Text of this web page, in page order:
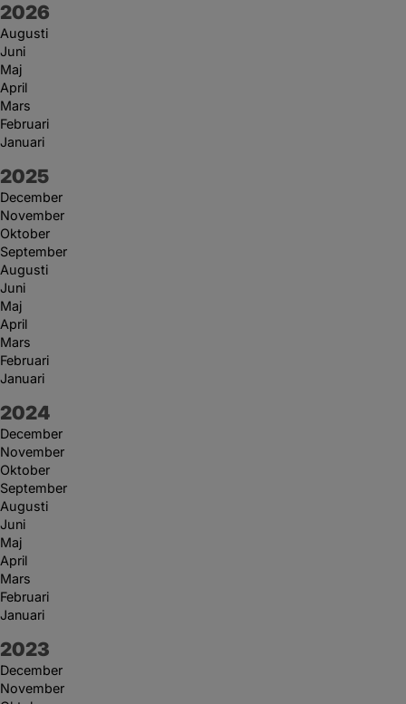
År:
2026
Augusti
Juni
Maj
April
Mars
Februari
Januari
År:
2025
December
November
Oktober
September
Augusti
Juni
Maj
April
Mars
Februari
Januari
År:
2024
December
November
Oktober
September
Augusti
Juni
Maj
April
Mars
Februari
Januari
År:
2023
December
November